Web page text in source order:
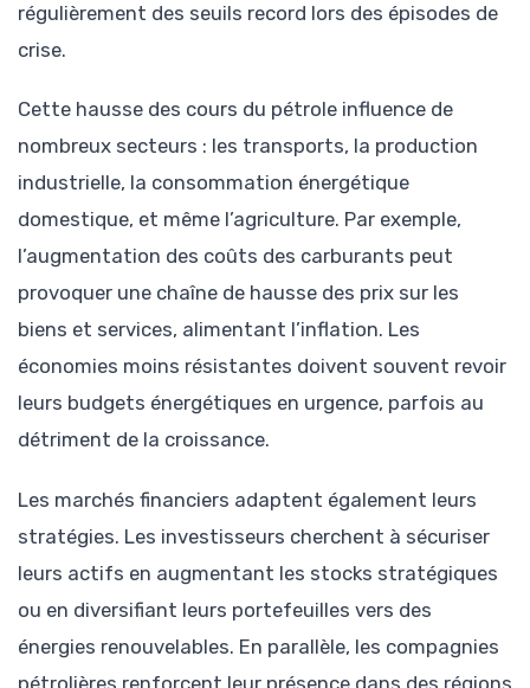
régulièrement des seuils record lors des épisodes de
crise.
Cette hausse des cours du pétrole influence de
nombreux secteurs : les transports, la production
industrielle, la consommation énergétique
domestique, et même l’agriculture. Par exemple,
l’augmentation des coûts des carburants peut
provoquer une chaîne de hausse des prix sur les
biens et services, alimentant l’inflation. Les
économies moins résistantes doivent souvent revoir
leurs budgets énergétiques en urgence, parfois au
détriment de la croissance.
Les marchés financiers adaptent également leurs
stratégies. Les investisseurs cherchent à sécuriser
leurs actifs en augmentant les stocks stratégiques
ou en diversifiant leurs portefeuilles vers des
énergies renouvelables. En parallèle, les compagnies
pétrolières renforcent leur présence dans des régions